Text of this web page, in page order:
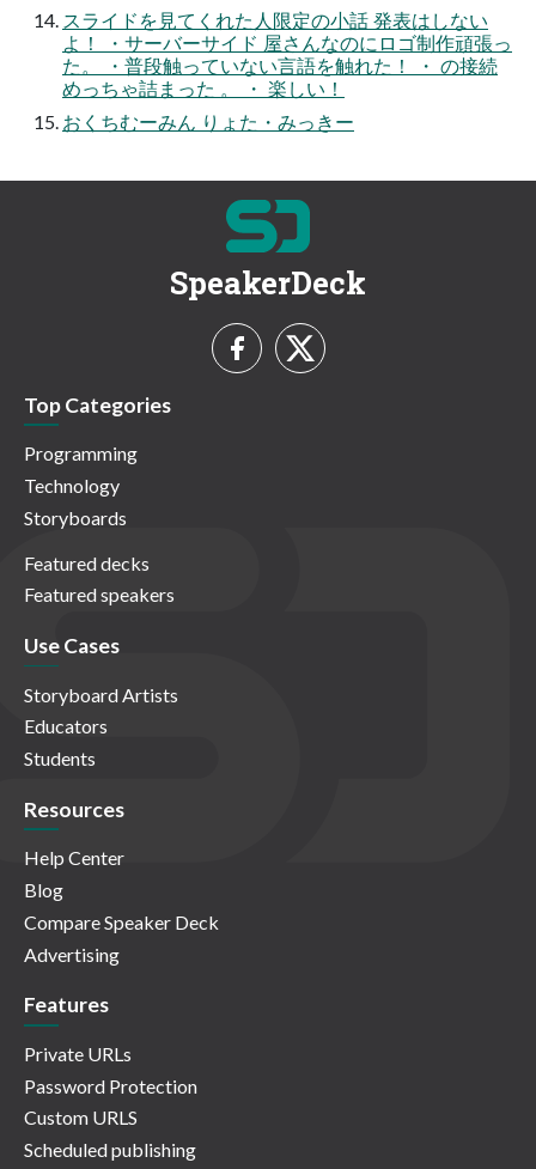
スライドを見てくれた人限定の小話 発表はしない
よ！ ・サーバーサイド 屋さんなのにロゴ制作頑張っ
た。 ・普段触っていない言語を触れた！ ・ の接続
めっちゃ詰まった 。 ・ 楽しい！
おくちむーみん りょた・みっきー
SpeakerDeck
Top Categories
Programming
Technology
Storyboards
Featured decks
Featured speakers
Use Cases
Storyboard Artists
Educators
Students
Resources
Help Center
Blog
Compare Speaker Deck
Advertising
Features
Private URLs
Password Protection
Custom URLS
Scheduled publishing